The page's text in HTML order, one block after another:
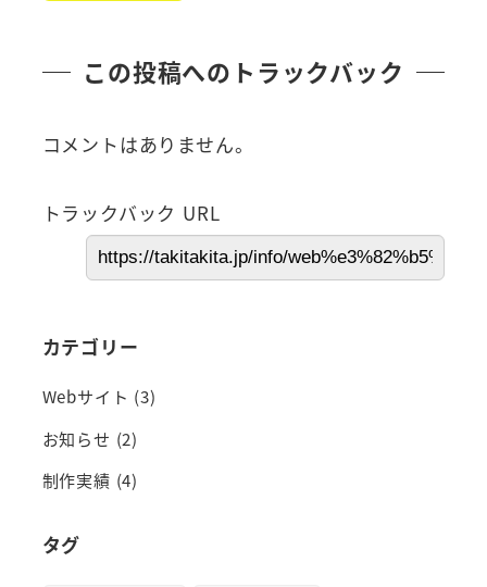
この投稿へのトラックバック
コメントはありません。
トラックバック URL
カテゴリー
Webサイト (3)
お知らせ (2)
制作実績 (4)
タグ